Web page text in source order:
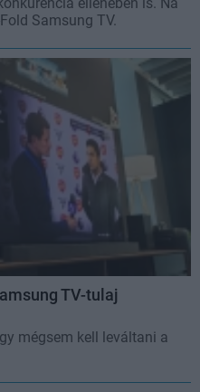
Samsung TV.
TV-tulaj
mégsem kell leváltani a